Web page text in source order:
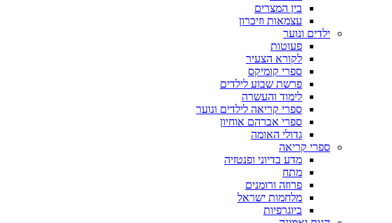
בין המצרים
עצמאות וזיכרון
ילדים ונוער
פעוטות
לקורא הצעיר
ספרי קומיקס
פרשת שבוע לילדים
לימוד והעשרה
ספרי קריאה לילדים ונוער
ספרי אברהם אוחיון
גדולי האומה
ספרי קריאה
מדע בדיוני ופנטזיה
מתח
פרוזה ורומנים
מלחמות ישראל
ביוגרפיות